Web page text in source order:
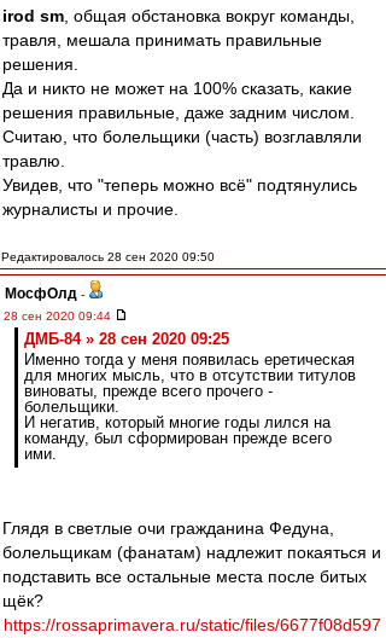
irod sm , общая обстановка вокруг команды,
травля, мешала принимать правильные
решения.
Да и никто не может на 100% сказать, какие
решения правильные, даже задним числом.
Считаю, что болельщики (часть) возглавляли
травлю.
Увидев, что "теперь можно всё" подтянулись
журналисты и прочие.
Редактировалось 28 сен 2020 09:50
МосфОлд -
28 сен 2020 09:44
ДМБ-84 » 28 сен 2020 09:25
Именно тогда у меня появилась еретическая
для многих мысль, что в отсутствии титулов
виноваты, прежде всего прочего -
болельщики.
И негатив, который многие годы лился на
команду, был сформирован прежде всего
ими.
Глядя в светлые очи гражданина Федуна,
болельщикам (фанатам) надлежит покаяться и
подставить все остальные места после битых
щёк?
https://rossaprimavera.ru/static/files/6677f08d597